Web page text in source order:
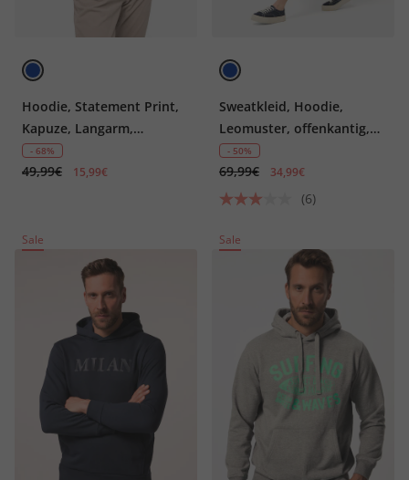
Hoodie, Statement Print,
Kapuze, Langarm,
elastischer Saum
- 68%
49,99€ 15,99€
Sweatkleid, Hoodie,
Leomuster, offenkantig,
Langarm
- 50%
69,99€ 34,99€
(6)
Sale Sale